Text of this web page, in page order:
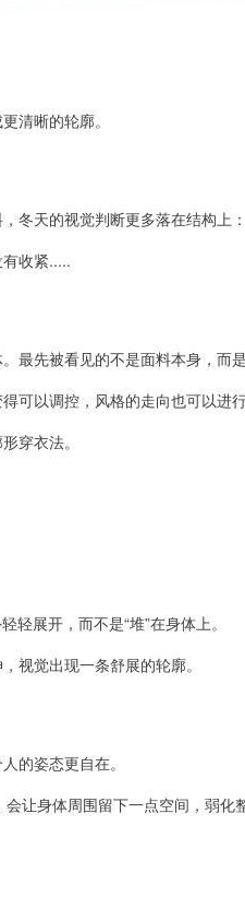
清晰的轮廓。
冬天的视觉判断更多落在结构上：
收紧.....
最先被看见的不是面料本身，而是
可以调控，风格的走向也可以进
穿衣法。
展开，而不是“堆”在身体上。
视觉出现一条舒展的轮廓。
的姿态更自在。
让身体周围留下一点空间，弱化